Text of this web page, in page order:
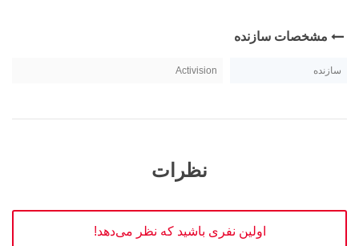
مشخصات سازنده
سازنده Activision
نظرات
اولین نفری باشید که نظر می‌دهد!